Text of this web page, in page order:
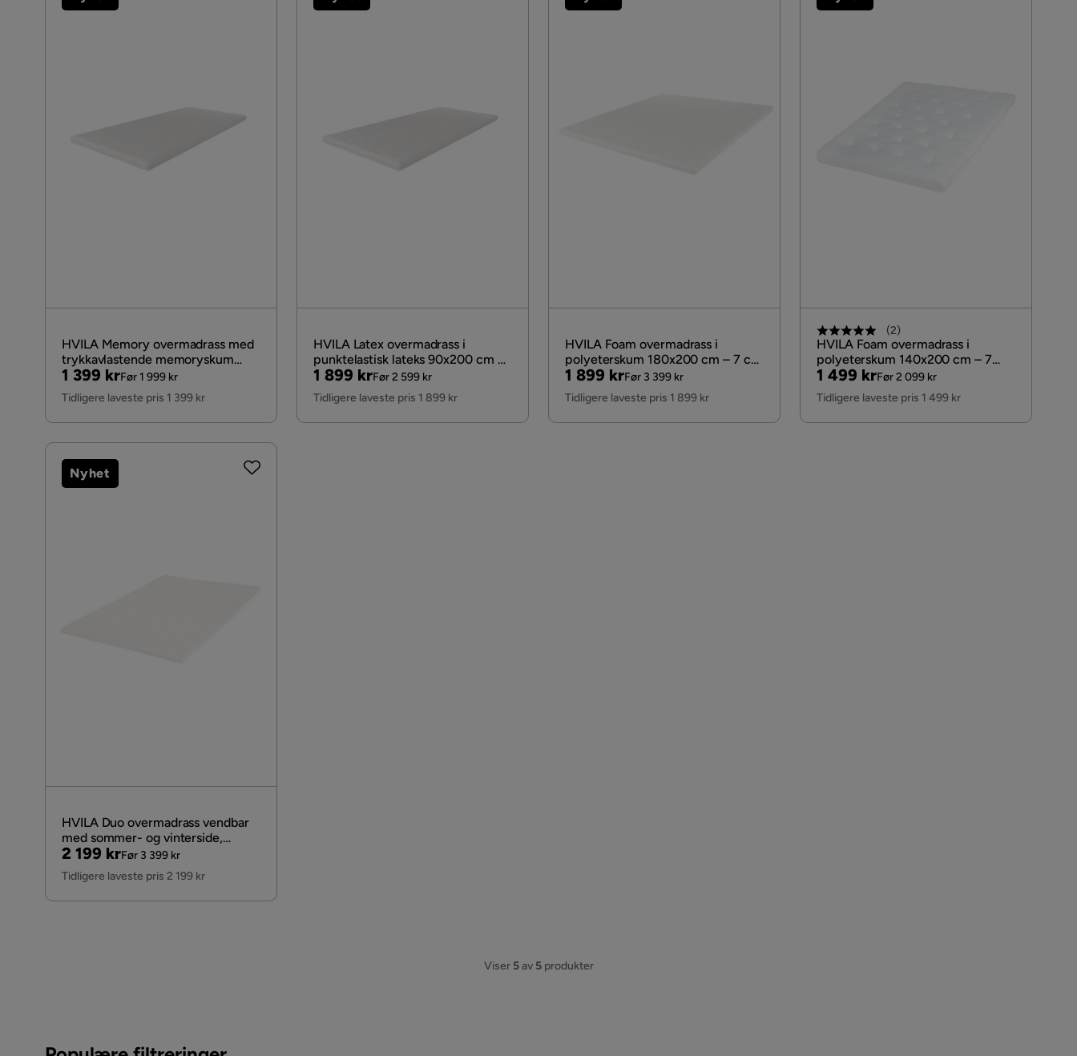
HVILA Memory overmadrass med
trykkavlastende memoryskum
90x200 cm – 7 cm myk/medium,
vaskbart trekk
Pris
1 399 kr
Original
Pris
Før 1 999 kr
Tidligere laveste pris 1 399 kr
HVILA Latex overmadrass i
punktelastisk lateks 90x200 cm –
7 cm medium/fast, vaskbart trekk
Pris
1 899 kr
Original
Pris
Før 2 599 kr
Tidligere laveste pris 1 899 kr
HVILA Foam overmadrass i
polyeterskum 180x200 cm – 7 cm
myk/medium, vaskbart trekk
Pris
1 899 kr
Original
Pris
Før 3 399 kr
Tidligere laveste pris 1 899 kr
(2)
HVILA Foam overmadrass i
polyeterskum 140x200 cm – 7
cm, medium
Pris
1 499 kr
Original
Pris
Før 2 099 kr
Tidligere laveste pris 1 499 kr
HVILA Duo overmadrass vendbar
med sommer- og vinterside,
140x200 cm – 7 cm myk/medium,
polyeterskum, vaskbart trekk
Pris
2 199 kr
Original
Pris
Før 3 399 kr
Tidligere laveste pris 2 199 kr
Nyhet
Viser 5av 5produkter